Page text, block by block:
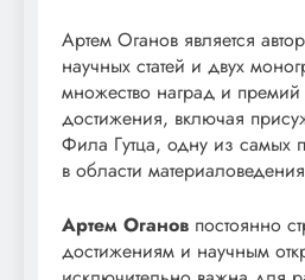
Артем Оганов является
научных статей и двух
множество наград и
достижения, включая
Фила Гутца, одну из самых
в области
Артем Оганов постоянно
достижениям и научным